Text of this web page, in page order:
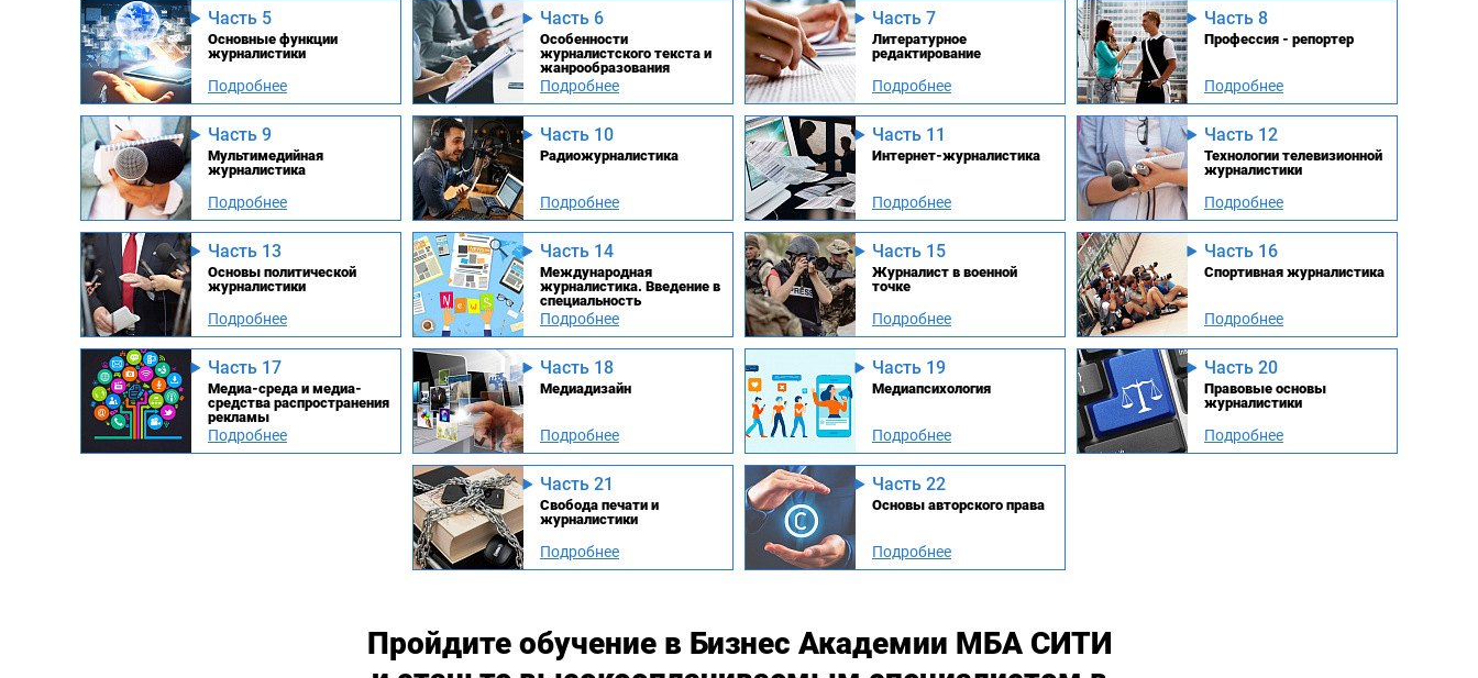
Часть 5
Основные функции
журналистики
Подробнее
Часть 6
Особенности
журналистского текста и
жанрообразования
Подробнее
Часть 7
Литературное
редактирование
Подробнее
Часть 8
Профессия - репортер
Подробнее
Часть 9
Мультимедийная
журналистика
Подробнее
Часть 10
Радиожурналистика
Подробнее
Часть 11
Интернет-журналистика
Подробнее
Часть 12
Технологии телевизионной
журналистики
Подробнее
Часть 13
Основы политической
журналистики
Подробнее
Часть 14
Международная
журналистика. Введение в
специальность
Подробнее
Часть 15
Журналист в военной
точке
Подробнее
Часть 16
Спортивная журналистика
Подробнее
Часть 17
Медиа-среда и медиа-
средства распространения
рекламы
Подробнее
Часть 18
Медиадизайн
Подробнее
Часть 19
Медиапсихология
Подробнее
Часть 20
Правовые основы
журналистики
Подробнее
Часть 21
Свобода печати и
журналистики
Подробнее
Часть 22
Основы авторского права
Подробнее
Пройдите обучение в Бизнес Академии МБА СИТИ